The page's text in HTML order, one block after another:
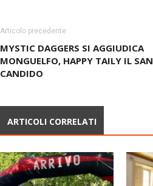
Articolo precedente
MYSTIC DAGGERS SI AGGIUDICA
MONGUELFO, HAPPY TAILY IL SAN
CANDIDO
ARTICOLI CORRELATI